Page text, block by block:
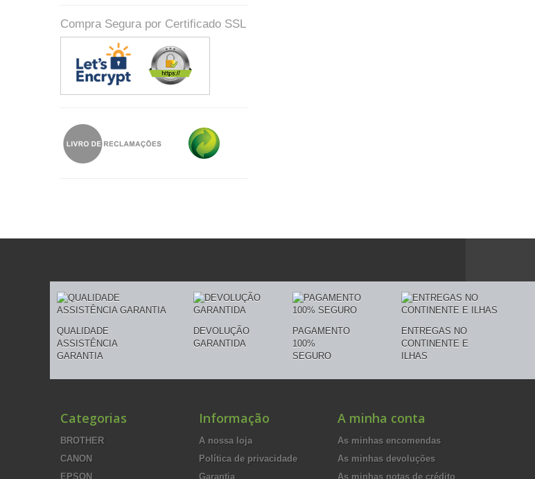
Compra Segura por Certificado SSL
QUALIDADE
ASSISTÊNCIA
GARANTIA
DEVOLUÇÃO
GARANTIDA
PAGAMENTO
100%
SEGURO
ENTREGAS NO
CONTINENTE E
ILHAS
Categorias
BROTHER
CANON
EPSON
Informação
A nossa loja
Política de privacidade
Garantia
A minha conta
As minhas encomendas
As minhas devoluções
As minhas notas de crédito